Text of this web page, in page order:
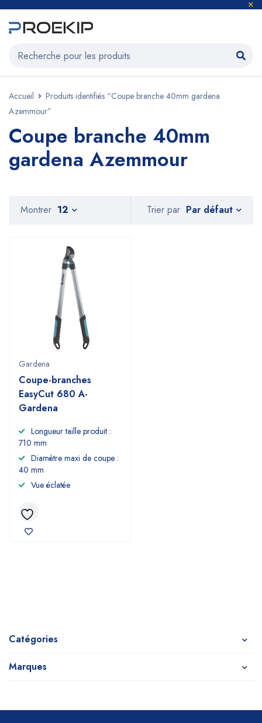
Accueil
Produits identifiés “Coupe branche 40mm gardena
Azemmour”
Coupe branche 40mm
gardena Azemmour
Catégories
Marques
Trier par Par défaut
Montrer 12
Gardena
Coupe-branches
EasyCut 680 A-
Gardena
Longueur taille produit :
710 mm
Diamètre maxi de coupe :
40 mm
Vue éclatée